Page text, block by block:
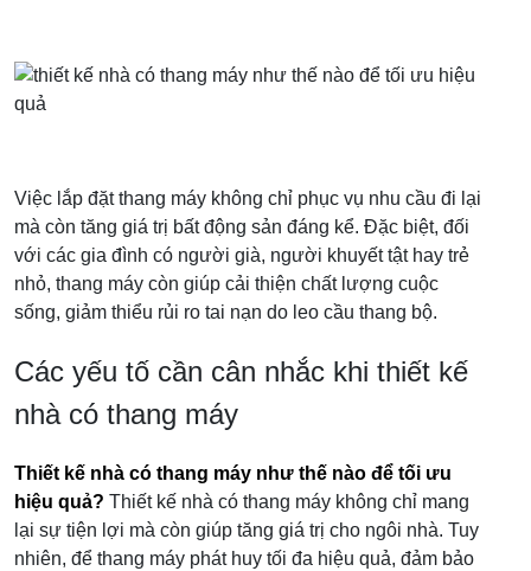
Việc lắp đặt thang máy không chỉ phục vụ nhu cầu đi lại
mà còn tăng giá trị bất động sản đáng kể. Đặc biệt, đối
với các gia đình có người già, người khuyết tật hay trẻ
nhỏ, thang máy còn giúp cải thiện chất lượng cuộc
sống, giảm thiểu rủi ro tai nạn do leo cầu thang bộ.
Các yếu tố cần cân nhắc khi thiết kế
nhà có thang máy
Thiết kế nhà có thang máy như thế nào để tối ưu
hiệu quả? Thiết kế nhà có thang máy không chỉ mang
lại sự tiện lợi mà còn giúp tăng giá trị cho ngôi nhà. Tuy
nhiên, để thang máy phát huy tối đa hiệu quả, đảm bảo